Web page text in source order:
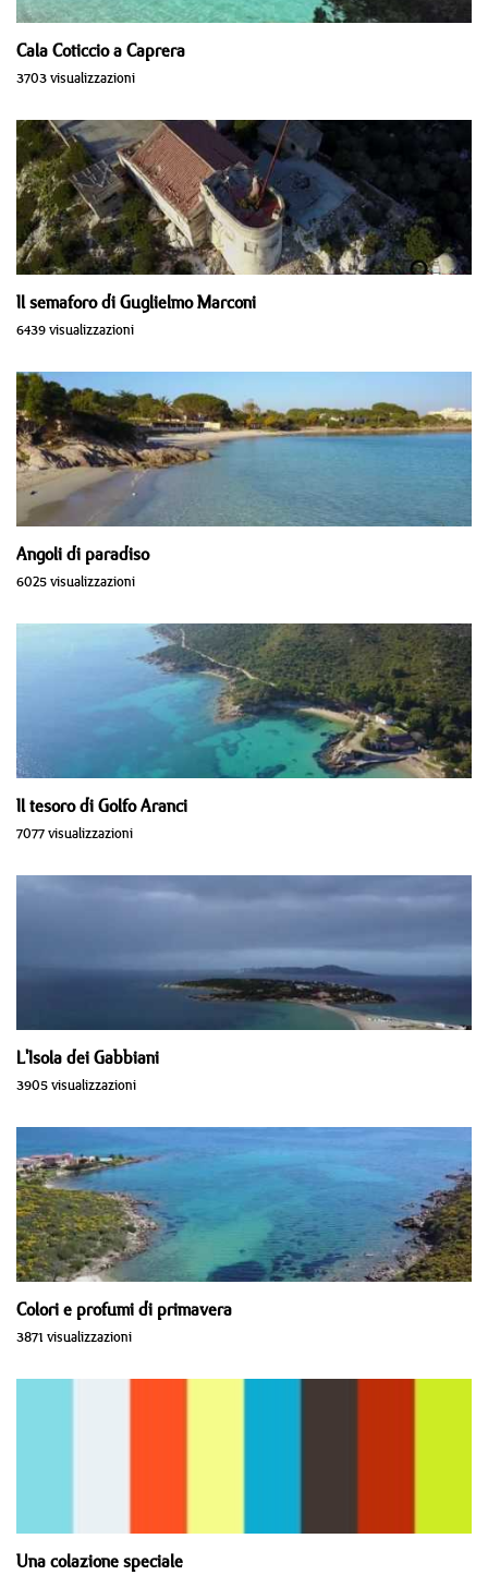
Cala Coticcio a Caprera
3703 visualizzazioni
Il semaforo di Guglielmo Marconi
6439 visualizzazioni
Angoli di paradiso
6025 visualizzazioni
Il tesoro di Golfo Aranci
7077 visualizzazioni
L'Isola dei Gabbiani
3905 visualizzazioni
Colori e profumi di primavera
3871 visualizzazioni
Una colazione speciale